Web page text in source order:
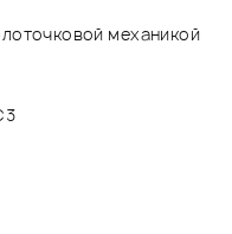
механикой